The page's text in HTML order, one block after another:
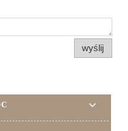
wyślij